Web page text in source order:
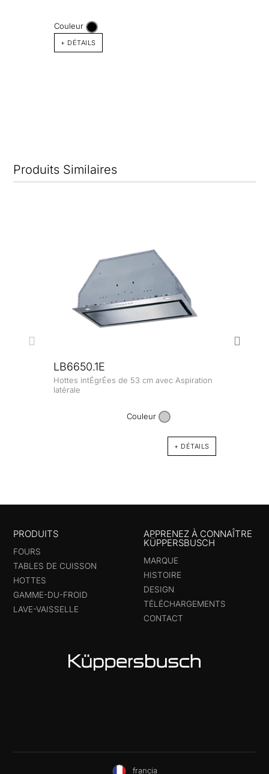
Couleur
+ DÉTAILS
Produits Similaires
LB6650.1E
Hottes intÉgrÉes de 53 cm avec Aspiration
latérale
Couleur
+ DÉTAILS
PRODUITS
FOURS
TABLES DE CUISSON
HOTTES
GAMME-DU-FROID
LAVE-VAISSELLE
APPRENEZ À CONNAÎTRE
KÜPPERSBUSCH
MARQUE
HISTOIRE
DESIGN
TÉLÉCHARGEMENTS
CONTACT
francia